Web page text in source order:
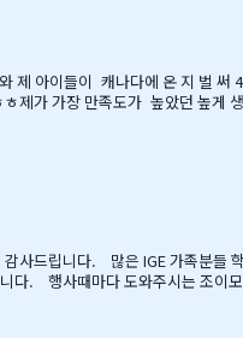
제 아이들이 캐나다에 온 지 벌
제가 가장 만족도가 높았던 높
하고요. 큰아이가 처음 왔을 떼
크게 칭찬해주시고학년 마지막
드립니다. 많은 IGE 가족분들
다. 행사때마다 도와주시는 조이
, 김예경님 진심을 감사드립니